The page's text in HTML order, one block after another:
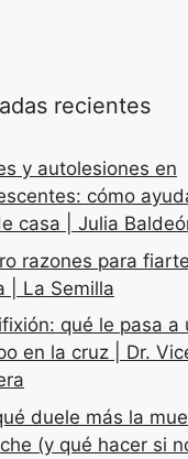
recientes
y autolesiones en
cómo
casa | Julia
razones para
| La Semilla
qué le pasa a
en la cruz | Dr.
duele más la
(y qué hacer si